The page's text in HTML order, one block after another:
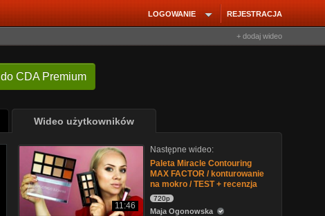
REJESTRACJA
LOGOWANIE
+ dodaj wideo
do CDA Premium
Wideo użytkowników
11:46
Następne wideo:
Paleta Miracle Contouring
MAX FACTOR / konturowanie
na mokro / TEST + recenzja
720p
Maja Ogonowska